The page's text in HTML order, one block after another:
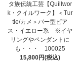
タ族伝統工芸【Quillwor
k・クイルワーク】＜Tur
tle/カメ＞バー型ピア
ス・イエロー系 ※イヤ
リングやペンダントに
も・・・ 100025
15,800円(税込)